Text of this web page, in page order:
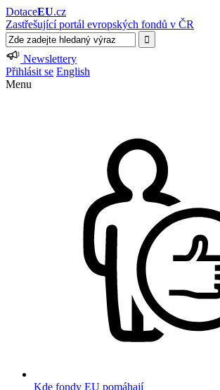
DotaceEU.cz
Zastřešující portál evropských fondů v ČR
Newslettery
Přihlásit se English
Menu
Kde fondy EU pomáhají